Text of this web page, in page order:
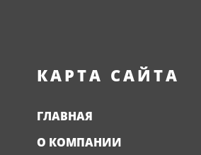
КАРТА САЙТА
ГЛАВНАЯ
О КОМПАНИИ